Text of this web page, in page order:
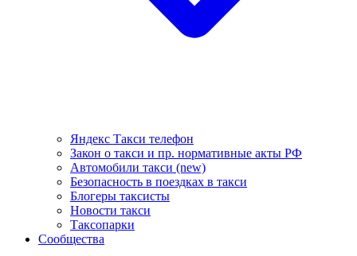
Яндекс Такси телефон
Закон о такси и пр. нормативные акты РФ
Автомобили такси (new)
Безопасность в поездках в такси
Блогеры таксисты
Новости такси
Таксопарки
Сообщества